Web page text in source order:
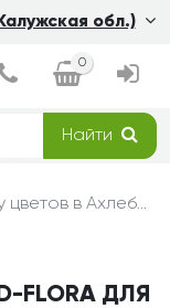
обл.)
0
Найти
Гарантии на доставку цветов в Ахлебинино — Grand-Flora
FLORA ДЛЯ